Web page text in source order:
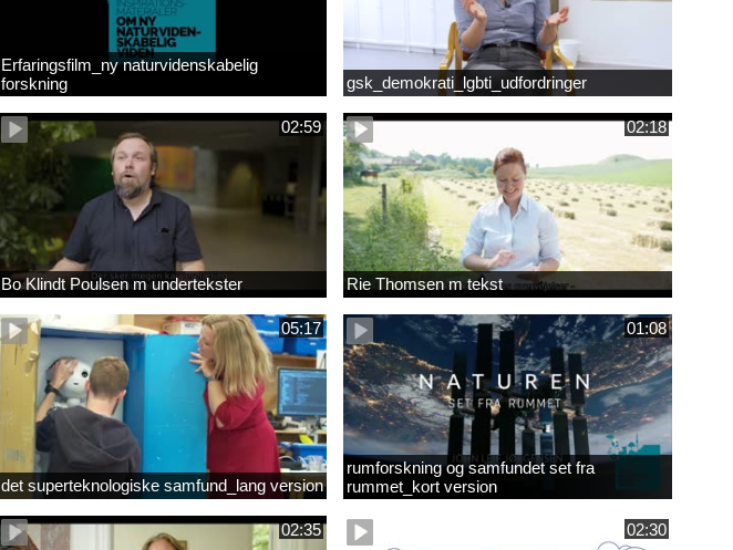
Erfaringsfilm_ny naturvidenskabelig
forskning
gsk_demokrati_lgbti_udfordringer
02:59
Bo Klindt Poulsen m undertekster
02:18
Rie Thomsen m tekst
05:17
det superteknologiske samfund_lang version
01:08
rumforskning og samfundet set fra
rummet_kort version
02:35 02:30